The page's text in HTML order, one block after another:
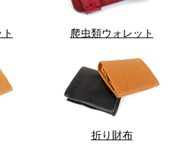
爬虫類ウォレット
折り財布